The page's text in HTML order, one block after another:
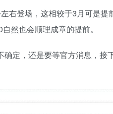
右登场，这相较于3月可是提
然也会顺理成章的提前。
定，还是要等官方消息，接